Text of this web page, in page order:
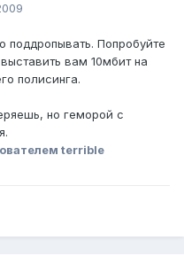
поддропывать. Попробуйте
вам 10мбит на
полисинга.
но геморой с
terrible